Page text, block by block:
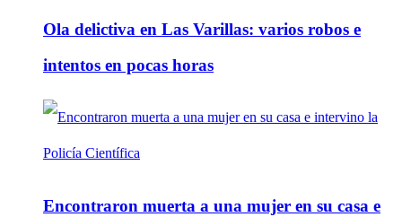
Ola delictiva en Las Varillas: varios robos e
intentos en pocas horas
Encontraron muerta a una mujer en su casa e